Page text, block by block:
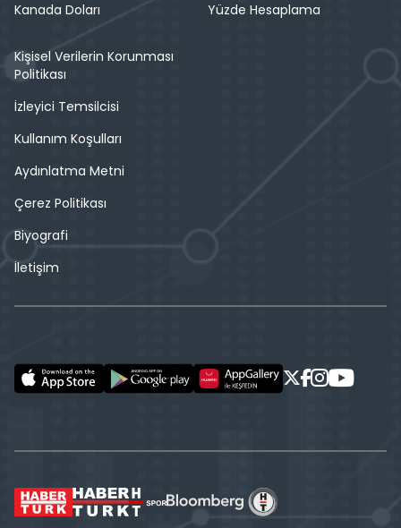
Kanada Doları
Yüzde Hesaplama
Kişisel Verilerin Korunması
Politikası
İzleyici Temsilcisi
Kullanım Koşulları
Aydınlatma Metni
Çerez Politikası
Biyografi
İletişim